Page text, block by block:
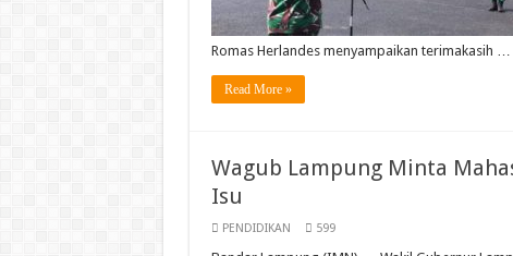
Romas Herlandes menyampaikan terimakasih …
Read More »
Wagub Lampung Minta
Isu
PENDIDIKAN 599